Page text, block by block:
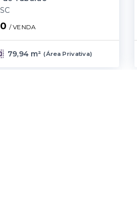
/ VENDA
79,94 m² (Área Privativa)